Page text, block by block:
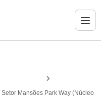
Mansões Park Way (Núcleo